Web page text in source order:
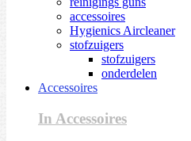
accessoires
Hygienics Aircleaner
stofzuigers
stofzuigers
onderdelen
Accessoires
In Accessoires